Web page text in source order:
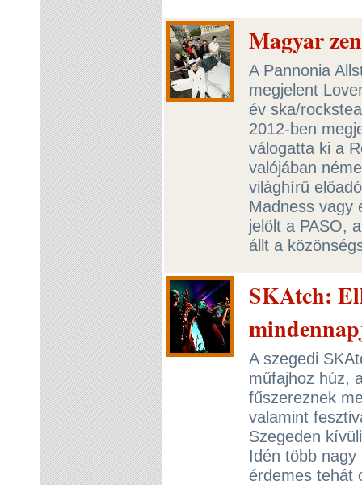
Magyar
A Pannonia
megjelent
év ska/
2012-ben
válogatta ki a
valójában
világhírű
Madness vagy
jelölt a PASO,
állt a
SKAtch:
A szegedi
műfajhoz húz,
fűszereznek
valamint
Szegeden
Idén több nagy
érdemes tehát